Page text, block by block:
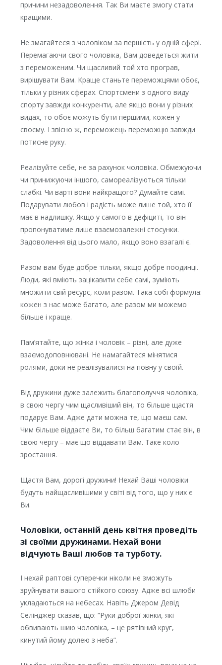
причини незадоволення. Так Ви маєте змогу стати
кращими.
Не змагайтеся з чоловіком за першість у одній сфері.
Перемагаючи свого чоловіка, Вам доведеться жити
з переможеним. Чи щасливий той хто програв,
вирішувати Вам. Краще станьте переможцями обоє,
тільки у різних сферах. Спортсмени з одного виду
спорту завжди конкуренти, але якщо вони у різних
видах, то обоє можуть бути першими, кожен у
своєму. І звісно ж, переможець переможцю завжди
потисне руку.
Реалізуйте себе, не за рахунок чоловіка. Обмежуючи
чи принижуючи іншого, самореалізуються тільки
слабкі. Чи варті вони найкращого? Думайте самі.
Подарувати любов і радість може лише той, хто її
має в надлишку. Якщо у самого в дефіциті, то він
пропонуватиме лише взаємозалежні стосунки.
Задоволення від цього мало, якщо воно взагалі є.
Разом вам буде добре тільки, якщо добре поодинці.
Люди, які вміють зацікавити себе самі, зуміють
множити свій ресурс, коли разом. Така собі формула:
кожен з нас може багато, але разом ми можемо
більше і краще.
Пам’ятайте, що жінка і чоловік – різні, але дуже
взаємодоповнювані. Не намагайтеся мінятися
ролями, доки не реалізувалися на повну у своїй.
Від дружини дуже залежить благополуччя чоловіка,
в свою чергу чим щасливіший він, то більше щастя
подарує Вам. Адже дати можна те, що маєш сам.
Чим більше віддаєте Ви, то більш багатим стає він, в
свою чергу – має що віддавати Вам. Таке коло
зростання.
Щастя Вам, дорогі дружини! Нехай Ваші чоловіки
будуть найщасливішими у світі від того, що у них є
Ви.
Чоловіки, останній день квітня проведіть
зі своїми дружинами. Нехай вони
відчують Ваші любов та турботу.
І нехай раптові суперечки ніколи не зможуть
зруйнувати вашого стійкого союзу. Адже всі шлюби
укладаються на небесах. Навіть Джером Девід
Селінджер сказав, що: “Руки доброї жінки, які
обвивають шию чоловіка, – це рятівний круг,
кинутий йому долею з неба”.